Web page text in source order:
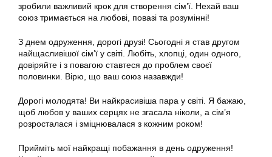
зробили важливий крок для створення сім’ї. Нехай ваш
союз тримається на любові, повазі та розумінні!
З днем одруження, дорогі друзі! Сьогодні я став другом
найщасливішої сім’ї у світі. Любіть, хлопці, один одного,
довіряйте і з повагою ставтеся до проблем своєї
половинки. Вірю, що ваш союз назавжди!
Дорогі молодята! Ви найкрасивіша пара у світі. Я бажаю,
щоб любов у ваших серцях не згасала ніколи, а сім’я
розросталася і зміцнювалася з кожним роком!
Прийміть мої найкращі побажання в день одруження!